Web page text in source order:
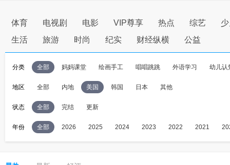
体育 电视剧 电影 VIP尊享 热点 综艺
生活
旅游 时尚 纪实 财经纵横 公益
分类 全部 妈妈课堂 绘画手工 唱唱跳跳 外语学习 幼儿认
地区 全部 内地 美国 韩国 日本 其他
状态 全部 完结 更新
年份 全部 2026 2025 2024 2023 2022 2021